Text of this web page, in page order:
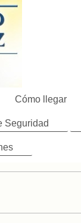
Cómo llegar
Seguridad